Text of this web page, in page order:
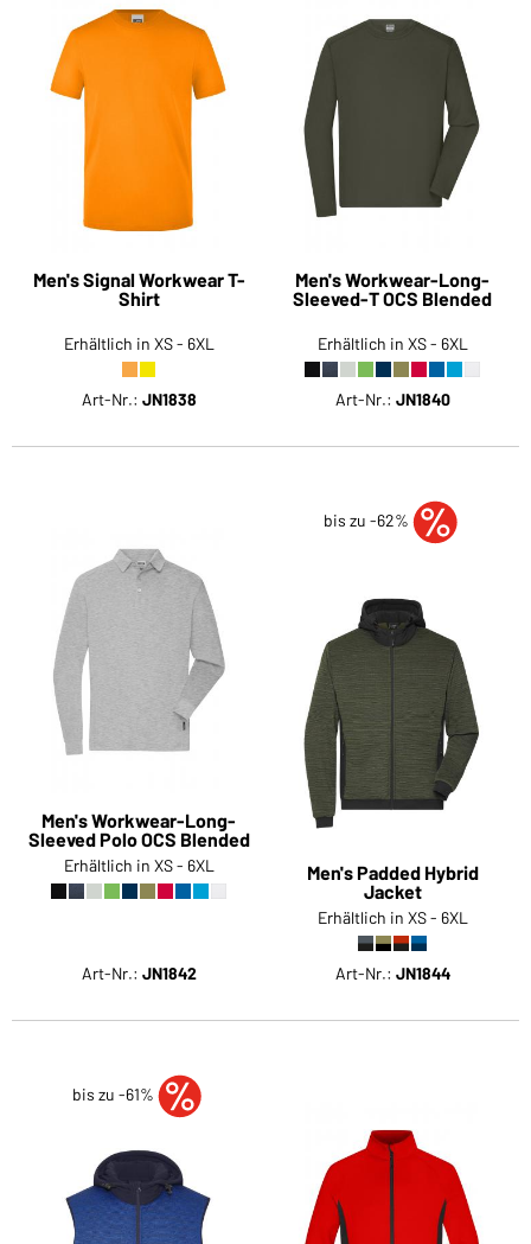
Men's Signal Workwear T-
Shirt
Erhältlich in XS - 6XL
Art-Nr.: JN1838
Men's Workwear-Long-
Sleeved-T OCS Blended
Erhältlich in XS - 6XL
Art-Nr.: JN1840
Men's Workwear-Long-
Sleeved Polo OCS Blended
Erhältlich in XS - 6XL
Art-Nr.: JN1842
bis zu -62%
Men's Padded Hybrid
Jacket
Erhältlich in XS - 6XL
Art-Nr.: JN1844
bis zu -61%